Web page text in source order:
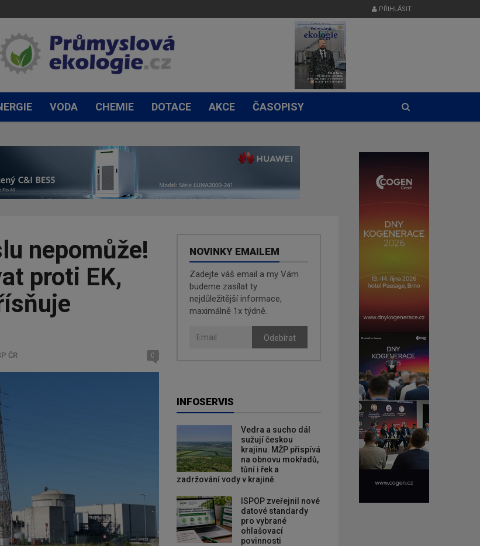
PŘIHLÁSIT
VODA CHEMIE DOTACE AKCE ČASOPISY
nepomůže!
proti EK,
ČR 0
NOVINKY EMAILEM
Zadejte váš email a my Vám
budeme zasílat ty
nejdůležitější informace,
maximálně 1x týdně.
Odebírat
INFOSERVIS
Vedra a sucho dál
sužují českou
krajinu. MŽP přispívá
na obnovu mokřadů,
tůní i řek a
zadržování vody v krajině
ISPOP zveřejnil nové
datové standardy
pro vybrané
ohlašovací
povinnosti